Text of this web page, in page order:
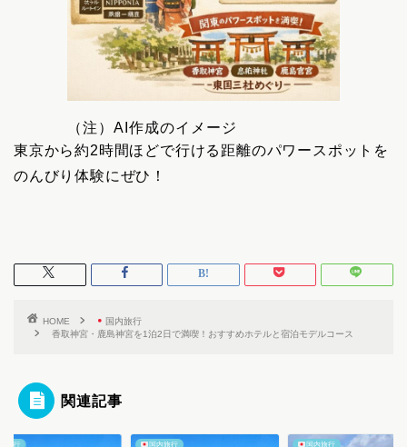
（注）AI作成のイメージ
東京から約2時間ほどで行ける距離のパワースポットを
のんびり体験にぜひ！
HOME
国内旅行
香取神宮・鹿島神宮を1泊2日で満喫！おすすめホテルと宿泊モデルコース
関連記事
旅行 国内旅行 国内旅行